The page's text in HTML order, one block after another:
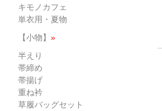
キモノカフェ
単衣用・夏物
【小物】 »
半えり
帯締め
帯揚げ
重ね衿
草履バッグセット